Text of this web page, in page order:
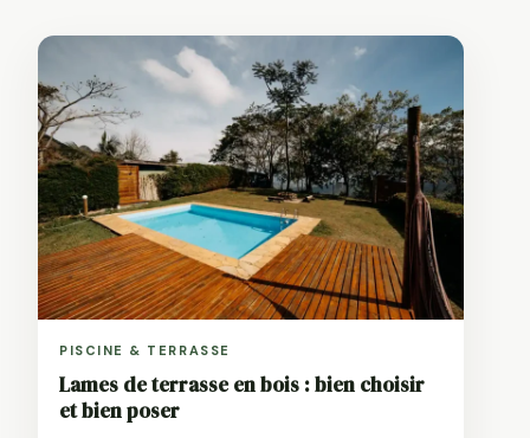
PISCINE & TERRASSE
Lames de terrasse en bois : bien choisir
et bien poser